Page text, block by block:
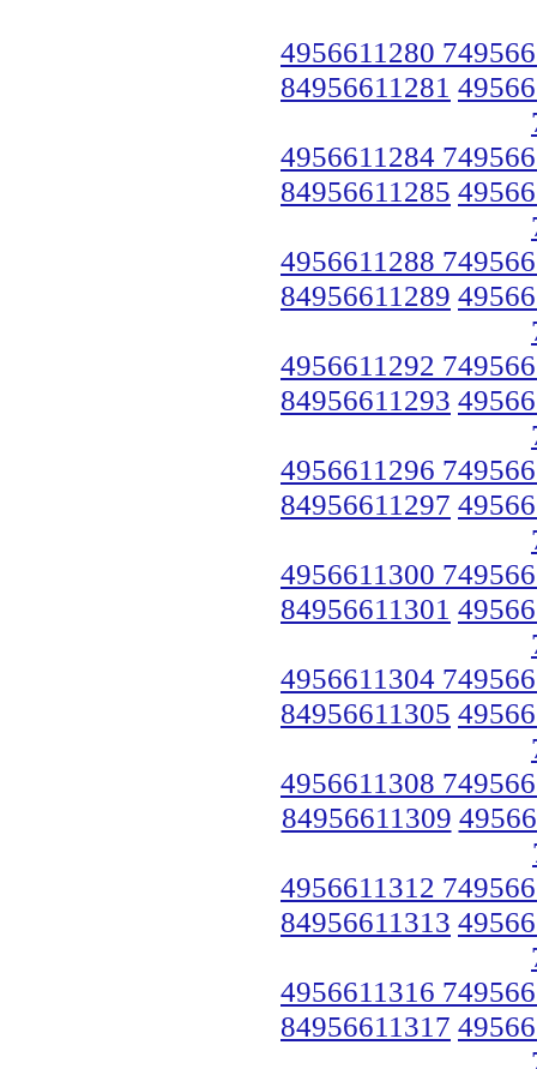
4956611280
84956611281
4956611284
84956611285
4956611288
84956611289
4956611292
84956611293
4956611296
84956611297
4956611300
84956611301
4956611304
84956611305
4956611308
84956611309
4956611312
84956611313
4956611316
84956611317